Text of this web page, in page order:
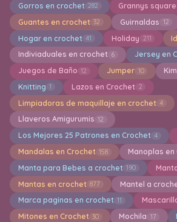
Gorros en crochet 282 Grannys square
Guantes en crochet 32 Guirnaldas 12
Hogar en crochet 41 Holiday 211
Indiviaduales en crochet 6 Jersey en
Juegos de Baño 12 Jumper 10
Knitting 1 Lazos en Crochet 2
Limpiadoras de maquillaje en crochet 4
Llaveros Amigurumis 12
Los Mejores 25 Patrones en Crochet 4
Mandalas en Crochet 158 Manoplas en
Manta para Bebes a crochet 190
Mantas en crochet 877 Mantel a
Marca paginas en crochet 11
Mitones en Crochet 30 Mochila 17